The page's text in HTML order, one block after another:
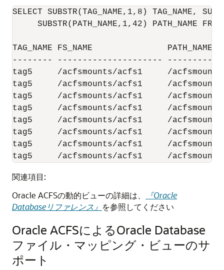
SELECT SUBSTR(TAG_NAME,1,8) TAG_NAME,
SUBSTR(PATH_NAME,1,42) PATH_NAME
TAG_NAME FS_NAME               PATH_NAME
-------- ---------------------
tag5     /acfsmounts/acfs1     /
tag5     /acfsmounts/acfs1     /
tag5     /acfsmounts/acfs1     /
tag5     /acfsmounts/acfs1     /
tag5     /acfsmounts/acfs1     /
tag5     /acfsmounts/acfs1     /
tag5     /acfsmounts/acfs1     /
関連項目:
Oracle ACFSの動的ビューの詳細は、
『Oracle
Databaseリファレンス』 を参照してください
Oracle ACFSによるOracle Database
ファイル・マッピング・ビューのサ
ポート